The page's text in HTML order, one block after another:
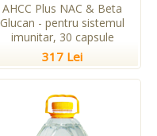
AHCC Plus NAC & Beta
Glucan - pentru sistemul
imunitar, 30 capsule
317 Lei